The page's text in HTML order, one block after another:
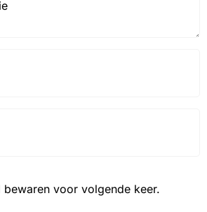
bewaren voor volgende keer.